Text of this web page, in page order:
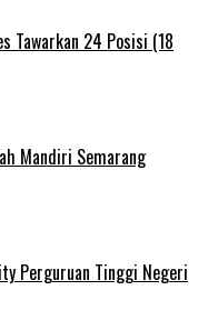
Tawarkan 24 Posisi (18
Mandiri Semarang
Perguruan Tinggi Negeri